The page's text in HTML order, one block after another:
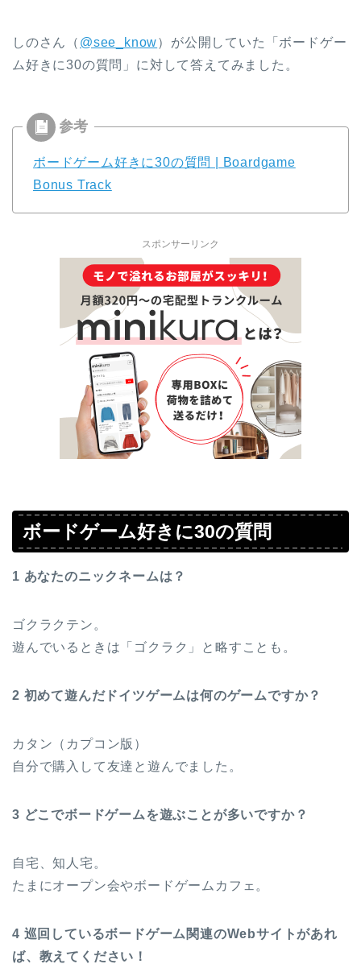
しのさん（ @see_know）が公開していた「ボードゲー
ム好きに30の質問」に対して答えてみました。
ボードゲーム好きに30の質問 | Boardgame
Bonus Track
スポンサーリンク
ボードゲーム好きに30の質問
1 あなたのニックネームは？
ゴクラクテン。
遊んでいるときは「ゴクラク」と略すことも。
2 初めて遊んだドイツゲームは何のゲームですか？
カタン（カプコン版）
自分で購入して友達と遊んでました。
3 どこでボードゲームを遊ぶことが多いですか？
自宅、知人宅。
たまにオープン会やボードゲームカフェ。
4 巡回しているボードゲーム関連のWebサイトがあれ
ば、教えてください！